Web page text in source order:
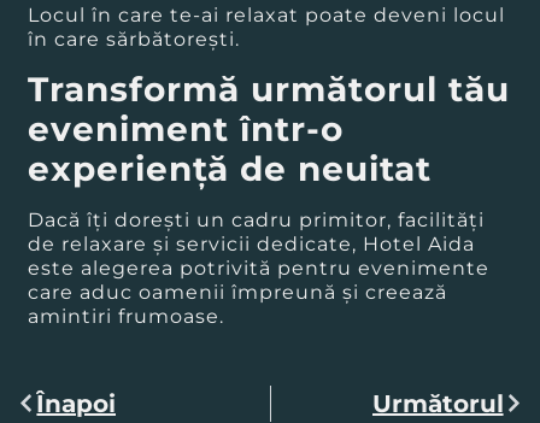
Locul în care te-ai relaxat poate deveni locul
în care sărbătorești.
Transformă următorul tău
eveniment într-o
experiență de neuitat
Dacă îți dorești un cadru primitor, facilități
de relaxare și servicii dedicate, Hotel Aida
este alegerea potrivită pentru evenimente
care aduc oamenii împreună și creează
amintiri frumoase.
Înapoi Următorul